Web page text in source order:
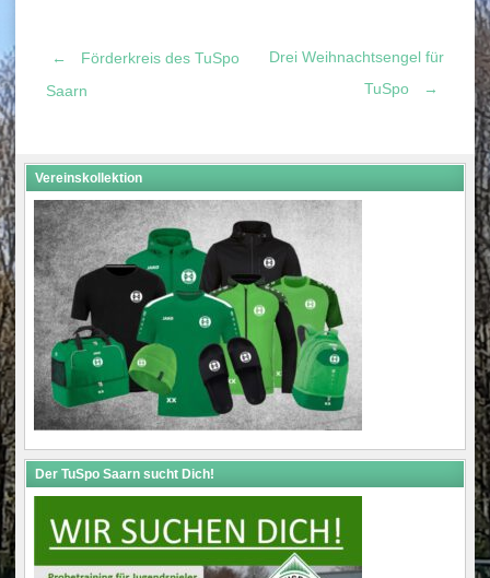
Post
navigation
←
Förderkreis des TuSpo
Saarn
Drei Weihnachtsengel für
TuSpo
→
Vereinskollektion
Der TuSpo Saarn sucht Dich!